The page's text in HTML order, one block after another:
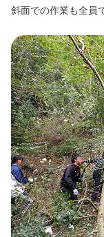
斜面での作業も全員